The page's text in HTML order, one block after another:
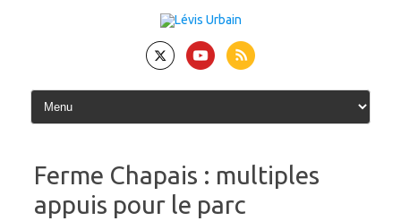
Ferme Chapais : multiples
appuis pour le parc